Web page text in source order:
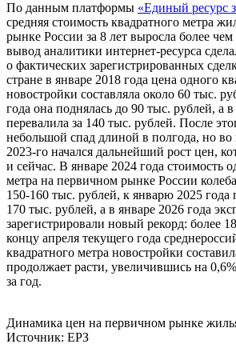
По данным платформы «Единый ресурс
средняя стоимость квадратного метра
рынке России за 8 лет выросла более чем
вывод аналитики интернет-ресурса
о фактических зарегистрированных
стране в январе 2018 года цена одного
новостройки составляла около 60 тыс.
года она поднялась до 90 тыс. рублей, а
перевалила за 140 тыс. рублей. После
небольшой спад длиной в полгода, но
2023-го начался дальнейший рост цен,
и сейчас. В январе 2024 года стоимость
метра на первичном рынке России
150-160 тыс. рублей, к январю 2025 года
170 тыс. рублей, а в январе 2026 года
зарегистрировали новый рекорд: более
концу апреля текущего года
квадратного метра новостройки
продолжает расти, увеличившись на
за год.
Динамика цен на первичном рынке
Источник: ЕРЗ